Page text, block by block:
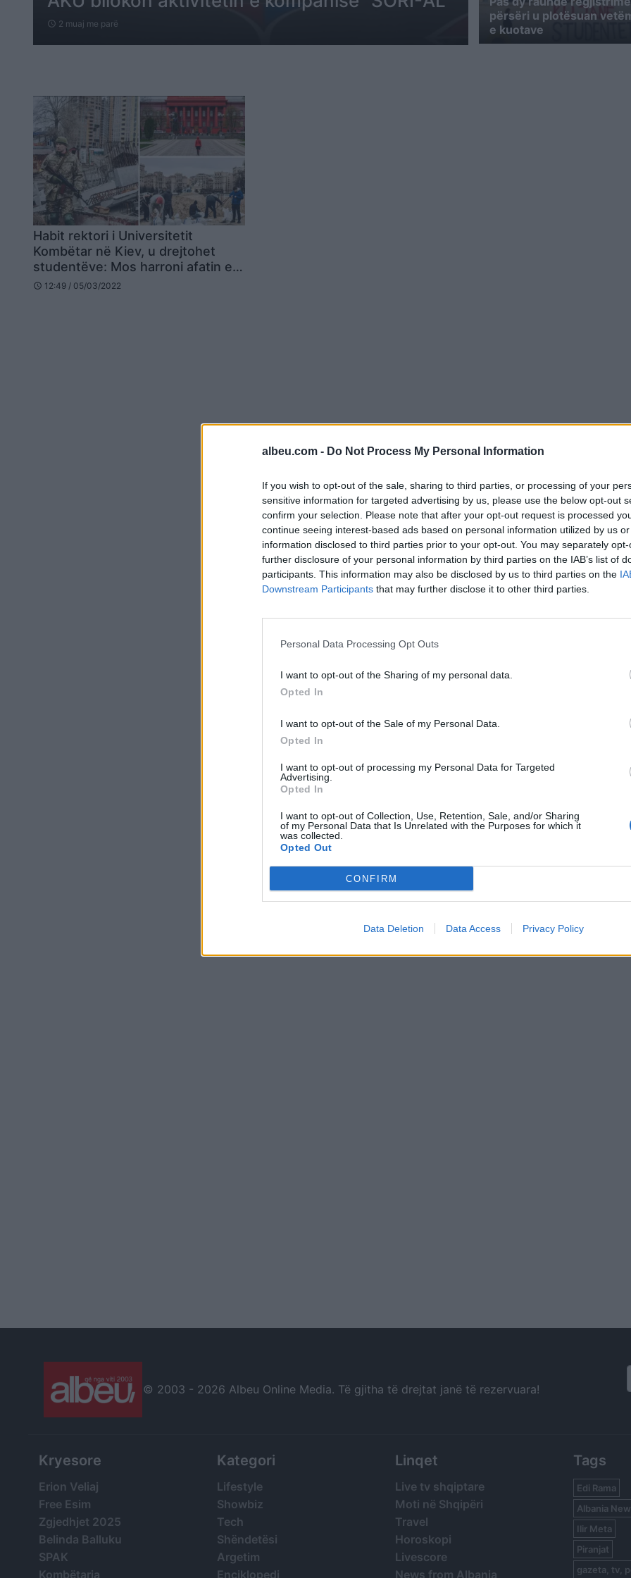
albeu.com - Do Not Process My Personal Information
If you wish to opt-out of the sale, sharing to third parties, or processing of your
sensitive information for targeted advertising by us, please use the below opt-out
confirm your selection. Please note that after your opt-out request is processed
continue seeing interest-based ads based on personal information utilized by us
information disclosed to third parties prior to your opt-out. You may separately
further disclosure of your personal information by third parties on the IAB’s list of
participants. This information may also be disclosed by us to third parties on the
Downstream Participants that may further disclose it to other third parties.
Personal Data Processing Opt Outs
I want to opt-out of the Sharing of my personal data.
Opted In
I want to opt-out of the Sale of my Personal Data.
Opted In
I want to opt-out of processing my Personal Data for Targeted
Advertising.
Opted In
I want to opt-out of Collection, Use, Retention, Sale, and/or Sharing
of my Personal Data that Is Unrelated with the Purposes for which it
was collected.
Opted Out
CONFIRM
Data Deletion Data Access Privacy Policy
schedule 2 muaj me parë
përsëri u plotësuan
e kuotave
Habit rektori i Universitetit
Kombëtar në Kiev, u drejtohet
studentëve: Mos harroni afatin e
dorëzimit
schedule 12:49 / 05/03/2022
© 2003 - 2026 Albeu Online Media. Të gjitha të drejtat janë të rezervuara!
Kryesore
Erion Veliaj
Free Esim
Zgjedhjet 2025
Belinda Balluku
SPAK
Kombëtarja
Kategori
Lifestyle
Showbiz
Tech
Shëndetësi
Argetim
Enciklopedi
Linqet
Live tv shqiptare
Moti në Shqipëri
Travel
Horoskopi
Livescore
News from Albania
Tags
Edi Rama
Albania
Ilir Meta
Piranjat
gazeta, tv,